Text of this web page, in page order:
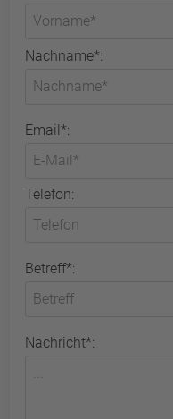
Nachname*:
Email*:
Telefon:
Betreff*:
Nachricht*: